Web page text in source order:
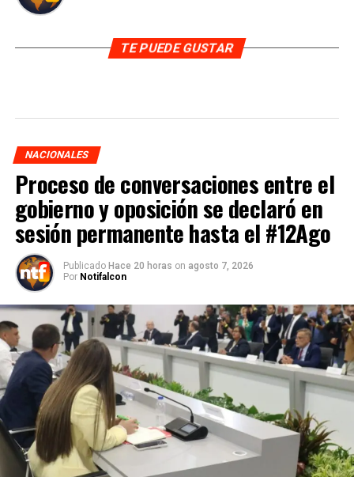
TE PUEDE GUSTAR
NACIONALES
Proceso de conversaciones entre el
gobierno y oposición se declaró en
sesión permanente hasta el #12Ago
Publicado Hace 20 horas on agosto 7, 2026
Por Notifalcon